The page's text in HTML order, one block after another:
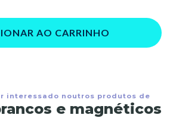
AO CARRINHO
interessado noutros produtos de
e magnéticos